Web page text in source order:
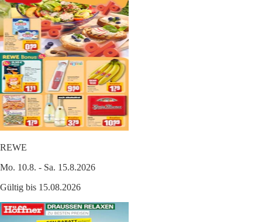
REWE
Mo. 10.8. - Sa. 15.8.2026
Gültig bis 15.08.2026